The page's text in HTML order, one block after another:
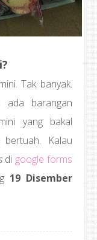
Tak banyak.
ada barangan
yang bakal
Kalau
di google forms
19 Disember